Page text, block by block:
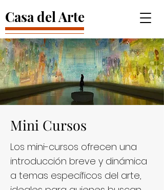
Casa del Arte
Mini Cursos
Los mini-cursos ofrecen una
introducción breve y dinámica
a temas específicos del arte,